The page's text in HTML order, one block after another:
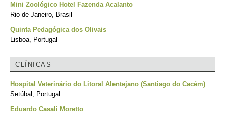
Mini Zoológico Hotel Fazenda Acalanto
Rio de Janeiro, Brasil
Quinta Pedagógica dos Olivais
Lisboa, Portugal
CLÍNICAS
Hospital Veterinário do Litoral Alentejano (Santiago do Cacém)
Setúbal, Portugal
Eduardo Casali Moretto